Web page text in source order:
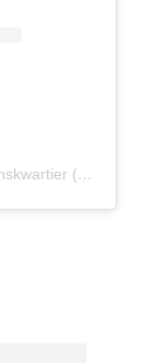
Een bericht gedeeld door Welzijnskwartier (@welzijnskwartier)